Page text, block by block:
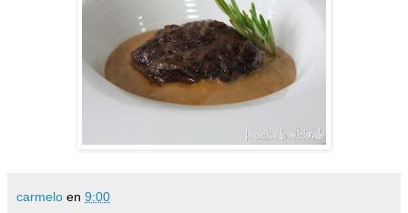
carmelo en 9:00